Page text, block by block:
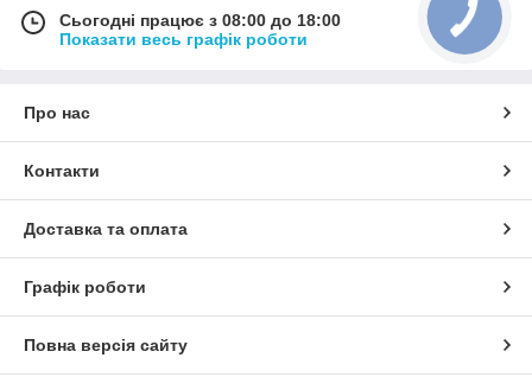
Сьогодні працює з 08:00 до 18:00
Показати весь графік роботи
Про нас
Контакти
Доставка та оплата
Графік роботи
Повна версія сайту